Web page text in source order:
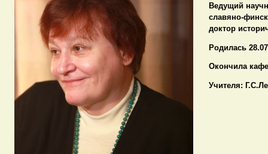
Ведущий
славяно-
доктор
Родилась
Окончила
Учителя: